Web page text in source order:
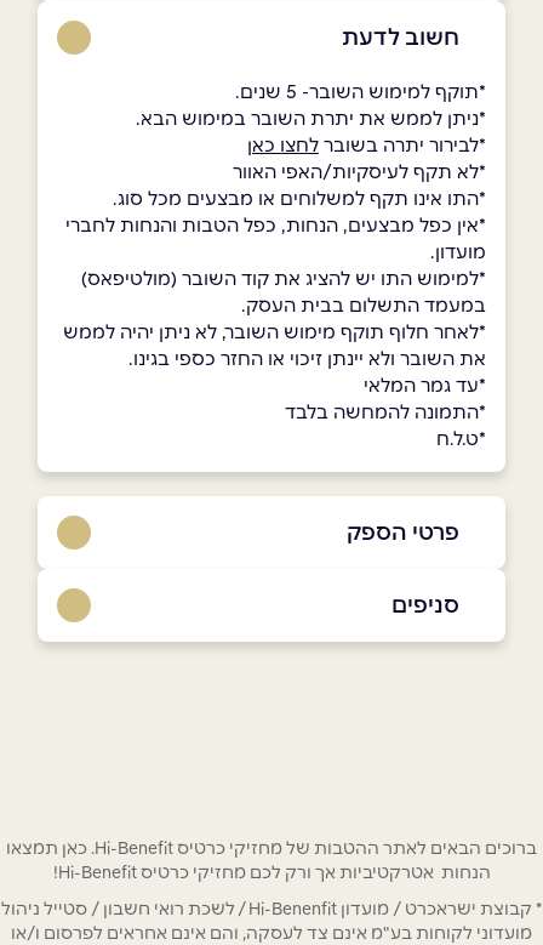
חשוב לדעת
*תוקף למימוש השובר- 5 שנים.
*ניתן לממש את יתרת השובר במימוש הבא.
*לבירור יתרה בשובר לחצו כאן
*לא תקף לעיסקיות/האפי האוור
*התו אינו תקף למשלוחים או מבצעים מכל סוג.
*אין כפל מבצעים, הנחות, כפל הטבות והנחות לחברי
מועדון.
*למימוש התו יש להציג את קוד השובר (מולטיפאס)
במעמד התשלום בבית העסק.
*לאחר חלוף תוקף מימוש השובר, לא ניתן יהיה לממש
את השובר ולא יינתן זיכוי או החזר כספי בגינו.
*עד גמר המלאי
*התמונה להמחשה בלבד
*ט.ל.ח
פרטי הספק
באתר בפייסבוק באינסטגרם
טלפון*
אימייל *
סניפים
ברוכים הבאים לאתר ההטבות של מחזיקי כרטיס Hi-Benefit. כאן תמצאו
הנחות אטרקטיביות אך ורק לכם מחזיקי כרטיס Hi-Benefit!
* קבוצת ישראכרט / מועדון Hi-Benenfit / לשכת רואי חשבון / סטייל ניהול
מועדוני לקוחות בע"מ אינם צד לעסקה, והם אינם אחראים לפרסום ו/או